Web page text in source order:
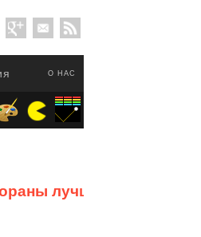
О НАС
лучших